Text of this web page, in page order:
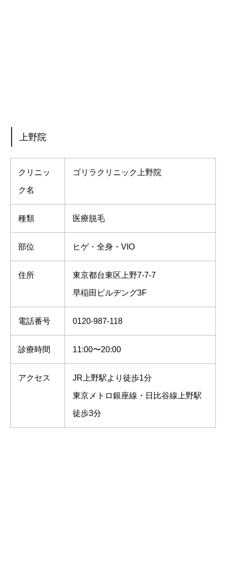
上野院
クリニッ
ク名
ゴリラクリニック上野院
種類 医療脱毛
部位 ヒゲ・全身・VIO
住所 東京都台東区上野7-7-7
早稲田ビルヂング3F
電話番号 0120-987-118
診療時間 11:00〜20:00
アクセス JR上野駅より徒歩1分
東京メトロ銀座線・日比谷線上野駅
徒歩3分